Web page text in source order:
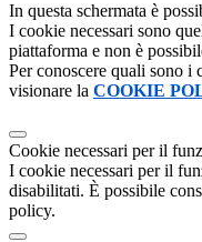
In questa schermata è
I cookie necessari sono
piattaforma e non è
Per conoscere quali sono i
visionare la COOKIE
Cookie necessari per il
I cookie necessari per il
disabilitati. È possibile
policy.